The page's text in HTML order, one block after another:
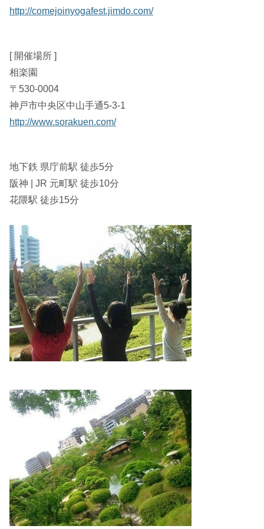
http://comejoinyogafest.jimdo.com/
[ 開催場所 ]
相楽園
〒530-0004
神戸市中央区中山手通5-3-1
http://www.sorakuen.com/
地下鉄 県庁前駅 徒歩5分
阪神 | JR 元町駅 徒歩10分
花隈駅 徒歩15分